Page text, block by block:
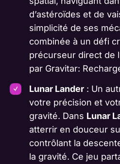
d’astéroïdes et de
simplicité de ses
combinée à un défi
précurseur direct de
par Gravitar:
Lunar Lander: Un
votre précision et
gravité. Dans Lunar
atterrir en douceur
contrôlant la
la gravité. Ce jeu